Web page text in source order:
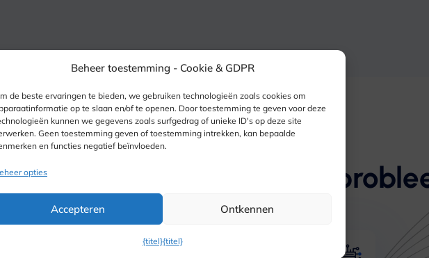
Beheer toestemming - Cookie & GDPR
de beste ervaringen te bieden, we gebruiken technologieën zoals cookies om
op te slaan en/of te openen. Door toestemming te geven voor deze
kunnen we gegevens zoals surfgedrag of unieke ID's op deze site
Geen toestemming geven of toestemming intrekken, kan bepaalde
en functies negatief beïnvloeden.
opties
Accepteren Ontkennen
{titel}{titel}
- Snel, Zeker, en